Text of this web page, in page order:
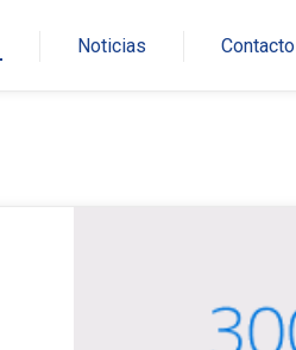
Noticias Contacto